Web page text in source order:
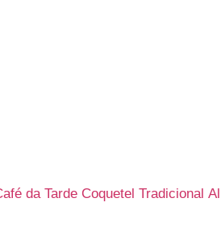
da Tarde Coquetel Tradicional